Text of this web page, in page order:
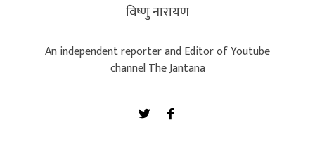
विष्णु नारायण
An independent reporter and Editor of Youtube
channel The Jantana